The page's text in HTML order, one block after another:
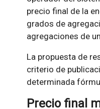
precio final de la
grados de
agregaciones de
La propuesta de
criterio de
determinada
Precio final